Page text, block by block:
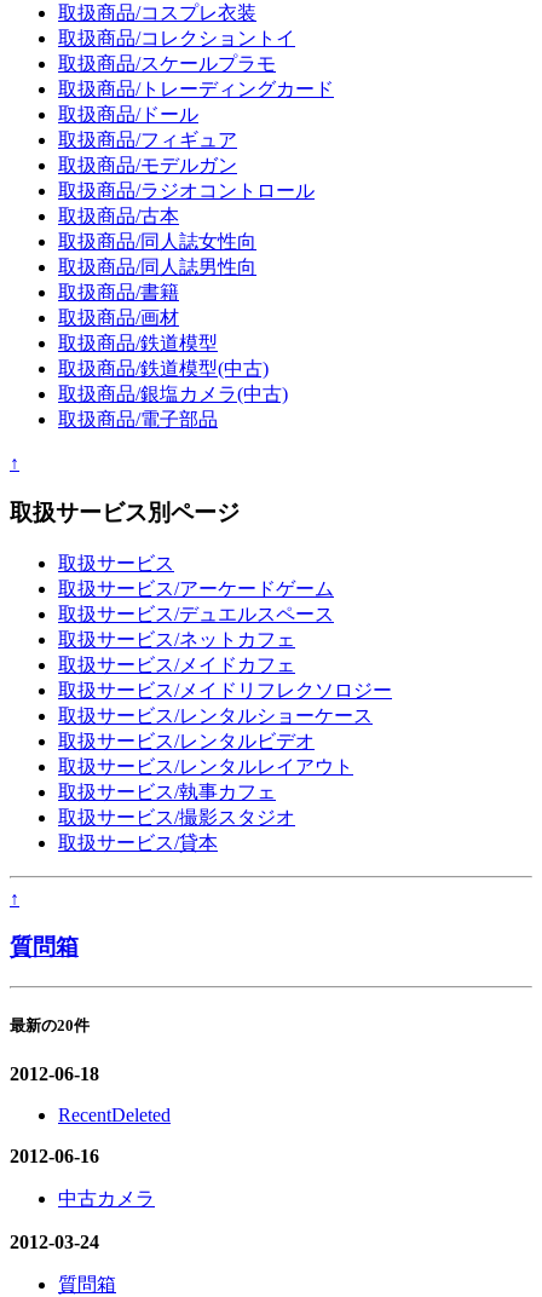
取扱商品/コスプレ衣装
取扱商品/コレクショントイ
取扱商品/スケールプラモ
取扱商品/トレーディングカード
取扱商品/ドール
取扱商品/フィギュア
取扱商品/モデルガン
取扱商品/ラジオコントロール
取扱商品/古本
取扱商品/同人誌女性向
取扱商品/同人誌男性向
取扱商品/書籍
取扱商品/画材
取扱商品/鉄道模型
取扱商品/鉄道模型(中古)
取扱商品/銀塩カメラ(中古)
取扱商品/電子部品
↑
取扱サービス別ページ
取扱サービス
取扱サービス/アーケードゲーム
取扱サービス/デュエルスペース
取扱サービス/ネットカフェ
取扱サービス/メイドカフェ
取扱サービス/メイドリフレクソロジー
取扱サービス/レンタルショーケース
取扱サービス/レンタルビデオ
取扱サービス/レンタルレイアウト
取扱サービス/執事カフェ
取扱サービス/撮影スタジオ
取扱サービス/貸本
↑
質問箱
最新の20件
2012-06-18
RecentDeleted
2012-06-16
中古カメラ
2012-03-24
質問箱